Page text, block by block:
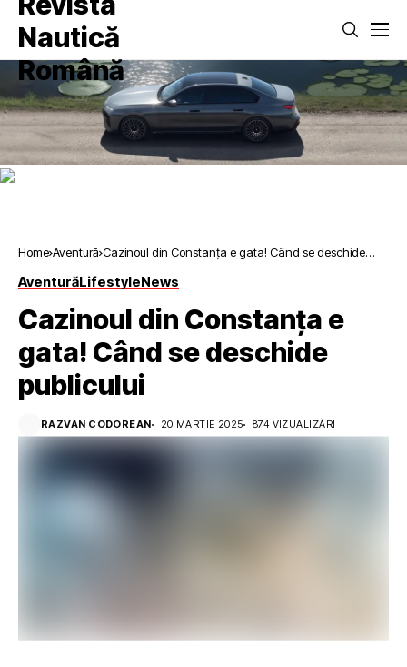
Home Aventură Cazinoul din Constanța e gata! Când se deschide
AventurăLifestyleNews
Cazinoul din Constanța e
gata! Când se deschide
publicului
RAZVAN CODOREAN 20 MARTIE 2025 874 VIZUALIZĂRI